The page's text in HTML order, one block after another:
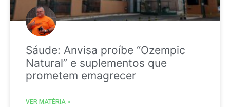
Sáude: Anvisa proíbe “Ozempic
Natural” e suplementos que
prometem emagrecer
VER MATÉRIA »